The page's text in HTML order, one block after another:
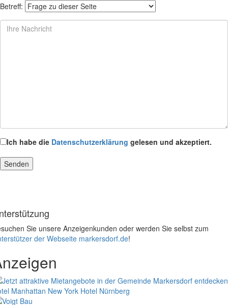
Betreff:
Ich habe die Datenschutzerklärung gelesen und akzeptiert.
Sie unsere Anzeigenkunden oder werden Sie selbst zum
der Webseite markersdorf.de!
Manhattan New York Hotel Nürnberg